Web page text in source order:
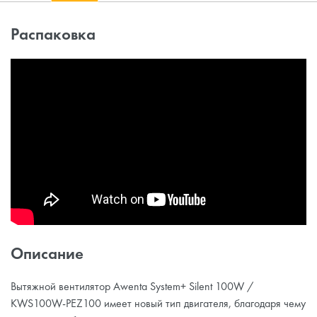
Распаковка
Описание
Вытяжной вентилятор Awenta System+ Silent 100W /
KWS100W-PEZ100 имеет новый тип двигателя, благодаря чему